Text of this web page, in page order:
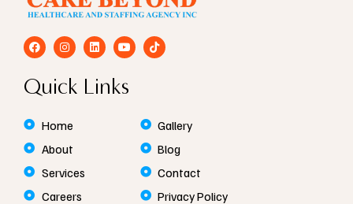
F
a
c
b
o
k
I
n
s
a
g
m
L
i
n
e
d
Y
o
u
u
b
T
i
k
Quick Links
Home
About
Services
Careers
Gallery
Blog
Contact
Privacy Policy